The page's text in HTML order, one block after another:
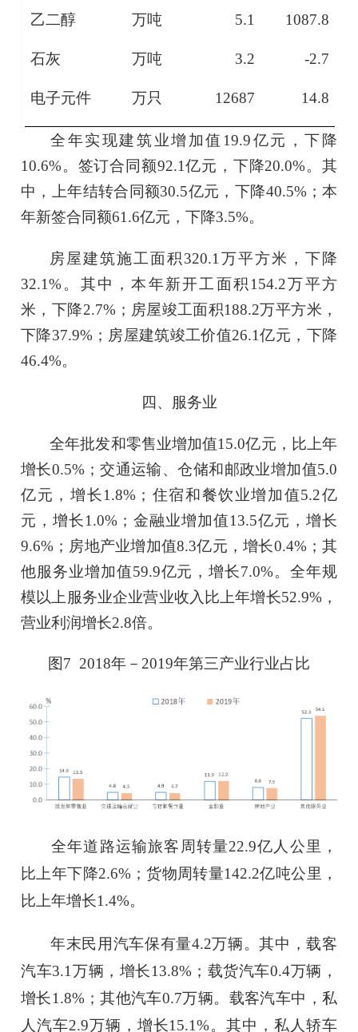
乙二醇 万吨 5.1 1087.8
石灰 万吨 3.2 -2.7
电子元件 万只 12687 14.8
全年实现建筑业增加值 19.9亿元，下降
10.6%。签订合同额92.1亿元，下降20.0%。其
中，上年结转合同额30.5亿元， 下降40.5%；本
年新签合同额61.6亿元，下降3.5%。
房屋建筑施工面积320.1 万平方米，下降
32.1%。其中，本年新开工面积154.2万平方
米，下降2.7%；房屋竣工面积188.2万平方米，
下降37.9%；房屋建筑竣工价值26.1亿元，下降
46.4%。
四、服务业
全年批发和零售业增加值15.0亿元，比上年
增长0.5%；交通运输、仓储和邮政业增加值5.0
亿元，增长1 .8%；住宿和餐饮业增加值5.2亿
元，增长1 .0%；金融业增加值13.5亿元，增长
9.6%；房地产业增加值8.3亿元，增长0.4%；其
他服务业增加值59.9亿元，增长7.0%。全年规
模以上服务业企业营业收入比上年增长52.9%，
营业利润增长2.8倍。
图7 2018年－ 2019年第三产业行业占比
全年道路运输旅客周转量22.9亿人公里，
比上年下降2.6%；货物周转量142.2亿吨公里，
比上年增长1.4%。
年末民用汽车保有量4.2万辆。其中，载客
汽车3.1 万辆，增长13.8%；载货汽车0.4万辆，
增长1.8%；其他汽车0.7万辆。载客汽车中，私
人汽车2.9万辆，增长15.1%。其中，私人轿车